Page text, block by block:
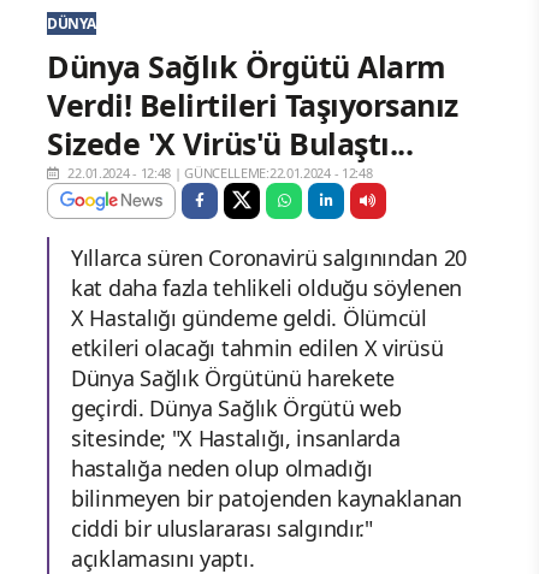
DÜNYA
Dünya Sağlık Örgütü Alarm
Verdi! Belirtileri Taşıyorsanız
Sizede 'X Virüs'ü Bulaştı...
22.01.2024 - 12:48 |GÜNCELLEME:22.01.2024 - 12:48
Yıllarca süren Coronavirü salgınından 20
kat daha fazla tehlikeli olduğu söylenen
X Hastalığı gündeme geldi. Ölümcül
etkileri olacağı tahmin edilen X virüsü
Dünya Sağlık Örgütünü harekete
geçirdi. Dünya Sağlık Örgütü web
sitesinde; "X Hastalığı, insanlarda
hastalığa neden olup olmadığı
bilinmeyen bir patojenden kaynaklanan
ciddi bir uluslararası salgındır."
açıklamasını yaptı.